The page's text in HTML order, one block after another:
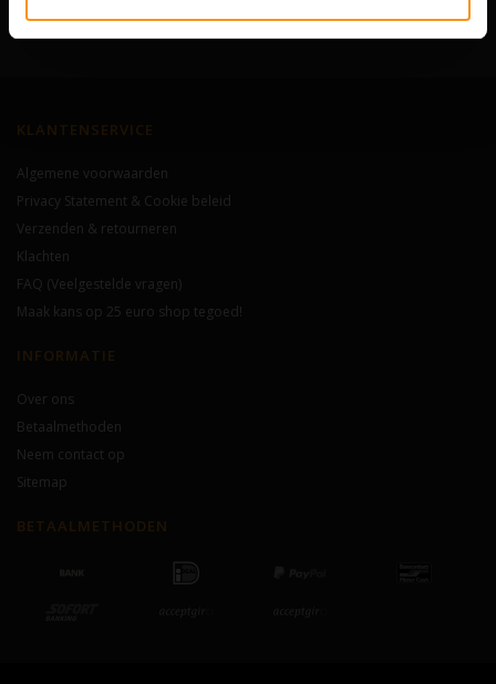
KLANTENSERVICE
Algemene voorwaarden
Privacy Statement & Cookie beleid
Verzenden & retourneren
Klachten
FAQ (Veelgestelde vragen)
Maak kans op 25 euro shop tegoed!
INFORMATIE
Over ons
Betaalmethoden
Neem contact op
Sitemap
BETAALMETHODEN